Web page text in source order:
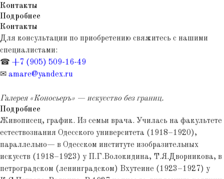
Контакты
Подробнее
Контакты
Для консультации по приобретению свяжитесь с нашими
специалистами:
☎ +7 (905) 509-16-49
✉ amare@yandex.ru
Галерея «Коносьеръ» — искусство без границ.
Подробнее
Живописец, график. Из семьи врача. Училась на факультете
естествознания Одесского университета (1918–1920),
параллельно— в Одесском институте изобразительных
искусств (1918–1923) у П.Г.Волокидина, Т.Я.Дворникова, в
петроградском (ленинградском) Вхутеине (1923–1927) у